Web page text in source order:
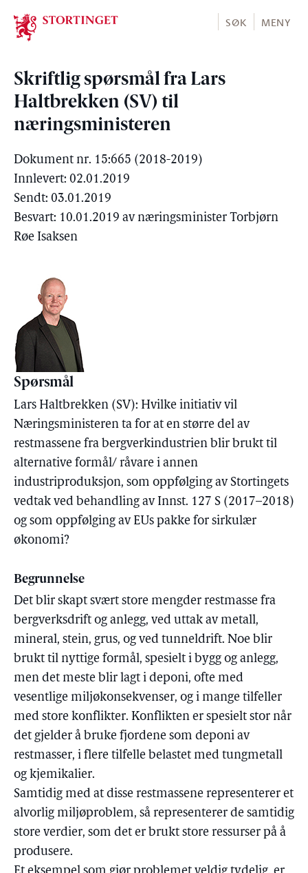
Stortinget.no
SØK MENY
Skriftlig spørsmål fra Lars
Haltbrekken (SV) til
næringsministeren
Dokument nr. 15:665 (2018-2019)
Innlevert: 02.01.2019
Sendt: 03.01.2019
Besvart: 10.01.2019 av næringsminister Torbjørn
Røe Isaksen
Spørsmål
Lars Haltbrekken (SV): Hvilke initiativ vil
Næringsministeren ta for at en større del av
restmassene fra bergverkindustrien blir brukt til
alternative formål/ råvare i annen
industriproduksjon, som oppfølging av Stortingets
vedtak ved behandling av Innst. 127 S (2017–2018)
og som oppfølging av EUs pakke for sirkulær
økonomi?
Begrunnelse
Det blir skapt svært store mengder restmasse fra
bergverksdrift og anlegg, ved uttak av metall,
mineral, stein, grus, og ved tunneldrift. Noe blir
brukt til nyttige formål, spesielt i bygg og anlegg,
men det meste blir lagt i deponi, ofte med
vesentlige miljøkonsekvenser, og i mange tilfeller
med store konflikter. Konflikten er spesielt stor når
det gjelder å bruke fjordene som deponi av
restmasser, i flere tilfelle belastet med tungmetall
og kjemikalier.
Samtidig med at disse restmassene representerer et
alvorlig miljøproblem, så representerer de samtidig
store verdier, som det er brukt store ressurser på å
produsere.